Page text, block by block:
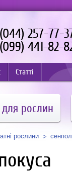
(044) 257-77-
(099) 441-82-
Статті
для рослин
рослини